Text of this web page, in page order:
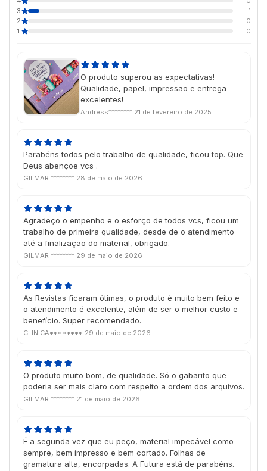
3
1
2
0
1
0
O produto superou as expectativas!
Qualidade, papel, impressão e entrega
excelentes!
Andress******** 21 de fevereiro de 2025
Parabéns todos pelo trabalho de qualidade, ficou top. Que
Deus abençoe vcs .
GILMAR ******** 28 de maio de 2026
Agradeço o empenho e o esforço de todos vcs, ficou um
trabalho de primeira qualidade, desde de o atendimento
até a finalização do material, obrigado.
GILMAR ******** 29 de maio de 2026
As Revistas ficaram ótimas, o produto é muito bem feito e
o atendimento é excelente, além de ser o melhor custo e
benefício. Super recomendado.
CLINICA******** 29 de maio de 2026
O produto muito bom, de qualidade. Só o gabarito que
poderia ser mais claro com respeito a ordem dos arquivos.
GILMAR ******** 21 de maio de 2026
É a segunda vez que eu peço, material impecável como
sempre, bem impresso e bem cortado. Folhas de
gramatura alta, encorpadas. A Futura está de parabéns.